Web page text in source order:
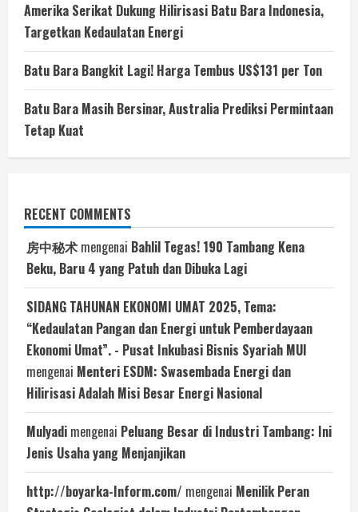
Amerika Serikat Dukung Hilirisasi Batu Bara Indonesia,
Targetkan Kedaulatan Energi
Batu Bara Bangkit Lagi! Harga Tembus US$131 per Ton
Batu Bara Masih Bersinar, Australia Prediksi Permintaan
Tetap Kuat
RECENT COMMENTS
房中秘术 mengenai Bahlil Tegas! 190 Tambang Kena
Beku, Baru 4 yang Patuh dan Dibuka Lagi
SIDANG TAHUNAN EKONOMI UMAT 2025, Tema:
“Kedaulatan Pangan dan Energi untuk Pemberdayaan
Ekonomi Umat”. - Pusat Inkubasi Bisnis Syariah MUI
mengenai Menteri ESDM: Swasembada Energi dan
Hilirisasi Adalah Misi Besar Energi Nasional
Mulyadi mengenai Peluang Besar di Industri Tambang: Ini
Jenis Usaha yang Menjanjikan
http://boyarka-Inform.com/ mengenai Menilik Peran